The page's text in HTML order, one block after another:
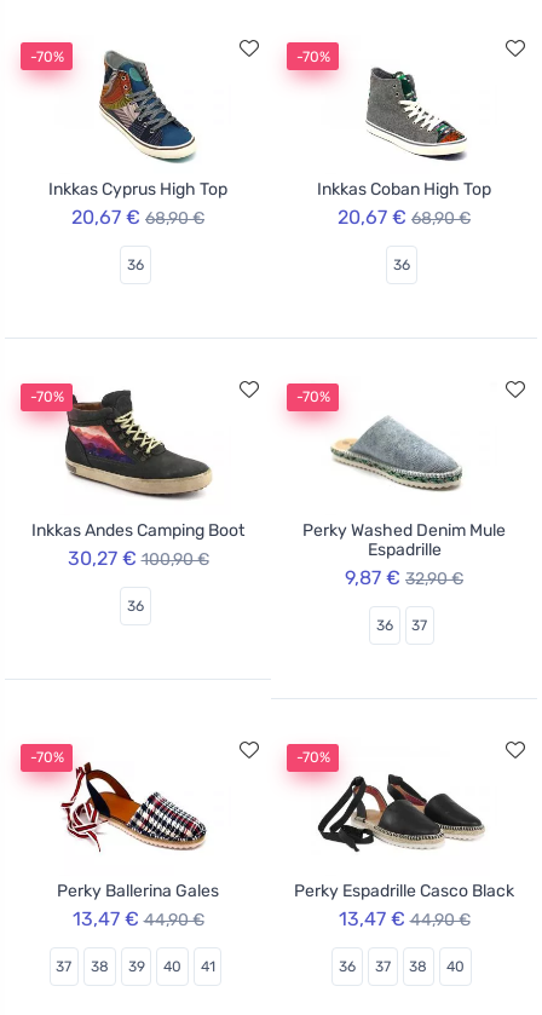
-70%
Inkkas Cyprus High Top
20,67 € 68,90 €
36
-70%
Inkkas Coban High Top
20,67 € 68,90 €
36
-70%
Inkkas Andes Camping Boot
30,27 € 100,90 €
36
-70%
Perky Washed Denim Mule
Espadrille
9,87 € 32,90 €
36 37
-70%
Perky Ballerina Gales
13,47 € 44,90 €
37 38 39 40 41
-70%
Perky Espadrille Casco Black
13,47 € 44,90 €
36 37 38 40